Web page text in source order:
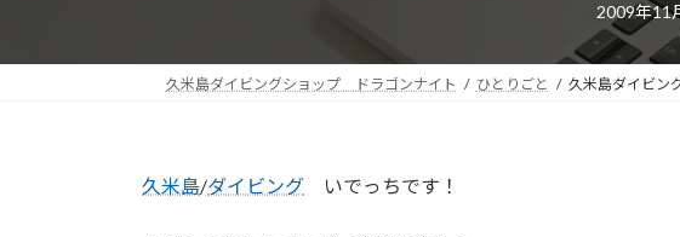
2009年11
久米島ダイビングショップ ドラゴンナイト ひとりごと 久米島ダイビン
久米島/ダイビング いでっちです！